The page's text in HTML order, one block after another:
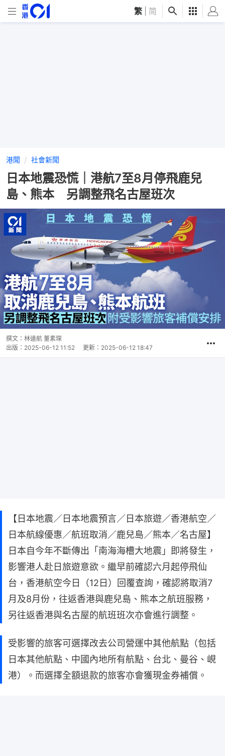
繁 简
港聞 社會新聞
日本地震恐慌｜港航7至8月停飛鹿兒
島、熊本 另調整飛名古屋班次
撰文： 林遠航 董素琛
出版： 2025-06-12 11:52 更新： 2025-06-12 18:47
【日本地震／日本地震預言／日本旅遊／香港航空／
日本航線優惠／航班取消／鹿兒島／熊本／名古屋】
日本自今年不斷傳出「南海海槽大地震」即將發生，
影響港人赴日旅遊意欲。繼早前確認六月起停飛仙
台，香港航空今日（12日）回覆查詢，確認將取消7
月及8月份，往返香港與鹿兒島、熊本之航班服務，
另往返香港與名古屋的航班班次亦會進行調整。
受影響的旅客可選擇改去公司營運中其他航點（包括
日本其他航點、中國內地所有航點、台北、曼谷、峴
港）。而選擇全額退款的旅客亦會獲現金券補償。